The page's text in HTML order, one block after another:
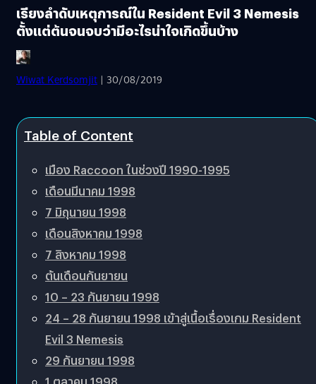
เรียงลำดับเหตุการณ์ใน Resident Evil 3 Nemesis
ตั้งแต่ต้นจนจบว่ามีอะไรน่าใจเกิดขึ้นบ้าง
Wiwat Kerdsomjit | 30/08/2019
Table of Content
เมือง Raccoon ในช่วงปี 1990-1995
เดือนมีนาคม 1998
7 มิถุนายน 1998
เดือนสิงหาคม 1998
7 สิงหาคม 1998
ต้นเดือนกันยายน
10 – 23 กันยายน 1998
24 – 28 กันยายน 1998 เข้าสู่เนื้อเรื่องเกม Resident
Evil 3 Nemesis
29 กันยายน 1998